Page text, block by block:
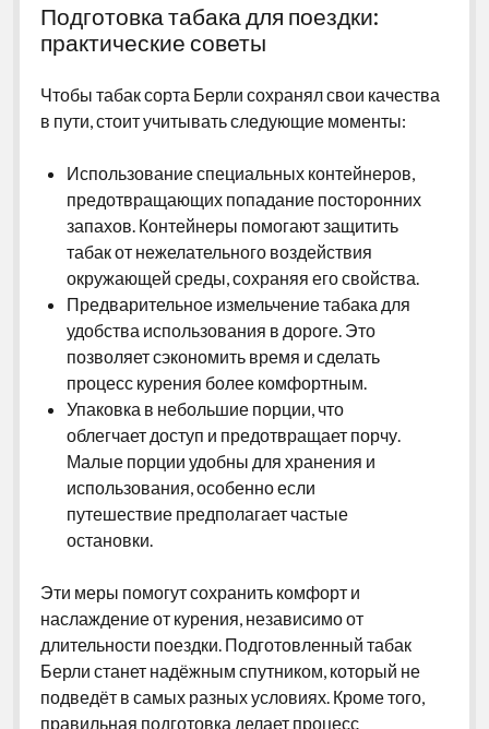
Подготовка табака для поездки:
практические советы
Чтобы табак сорта Берли сохранял свои качества
в пути, стоит учитывать следующие моменты:
Использование специальных контейнеров,
предотвращающих попадание посторонних
запахов. Контейнеры помогают защитить
табак от нежелательного воздействия
окружающей среды, сохраняя его свойства.
Предварительное измельчение табака для
удобства использования в дороге. Это
позволяет сэкономить время и сделать
процесс курения более комфортным.
Упаковка в небольшие порции, что
облегчает доступ и предотвращает порчу.
Малые порции удобны для хранения и
использования, особенно если
путешествие предполагает частые
остановки.
Эти меры помогут сохранить комфорт и
наслаждение от курения, независимо от
длительности поездки. Подготовленный табак
Берли станет надёжным спутником, который не
подведёт в самых разных условиях. Кроме того,
правильная подготовка делает процесс